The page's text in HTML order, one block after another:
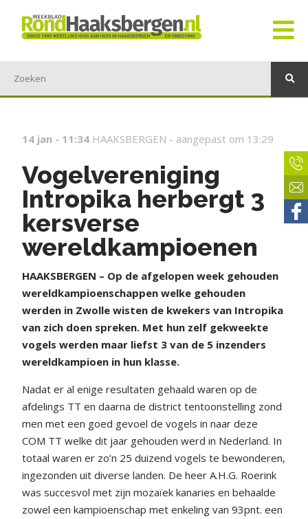
14 jan - 11:34 HAAKSBERGEN - aangepast om 13:29
Vogelvereniging
Intropika herbergt 3
kersverse
wereldkampioenen
HAAKSBERGEN – Op de afgelopen week gehouden
wereldkampioenschappen welke gehouden
werden in Zwolle wisten de kwekers van Intropika
van zich doen spreken. Met hun zelf gekweekte
vogels werden maar liefst 3 van de 5 inzenders
wereldkampioen in hun klasse.
Nadat er al enige resultaten gehaald waren op de
afdelings TT en daarna de district tentoonstelling zond
men met een goed gevoel de vogels in naar deze
COM TT welke dit jaar gehouden werd in Nederland. In
totaal waren er zo’n 25 duizend vogels te bewonderen,
ingezonden uit diverse landen. De heer A.H.G. Roerink
was succesvol met zijn mozaïek kanaries en behaalde
zowel een kampioenschap met enkeling van 93pnt. een